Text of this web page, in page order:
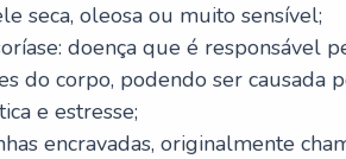
seca, oleosa ou muito sensível;
doença que é responsável
do corpo, podendo ser causada
e estresse;
encravadas, originalmente